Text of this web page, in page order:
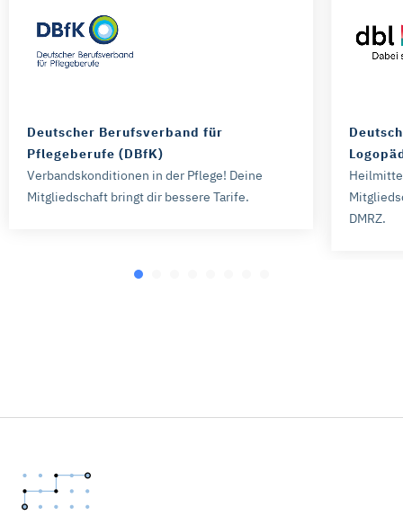
Deutscher Berufsverband für
Pflegeberufe (DBfK)
Verbandskonditionen in der Pflege! Deine
Mitgliedschaft bringt dir bessere Tarife.
DMRZ.